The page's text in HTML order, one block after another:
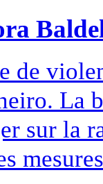
de
La
sur la